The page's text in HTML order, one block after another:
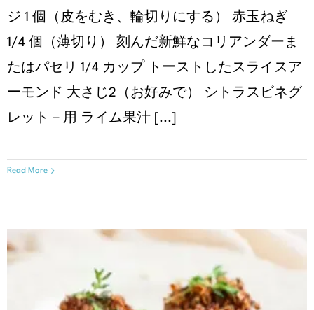
ジ 1 個（皮をむき、輪切りにする） 赤玉ねぎ
1/4 個（薄切り） 刻んだ新鮮なコリアンダーま
たはパセリ 1/4 カップ トーストしたスライスア
ーモンド 大さじ2（お好みで） シトラスビネグ
レット－用 ライム果汁 [...]
Read More